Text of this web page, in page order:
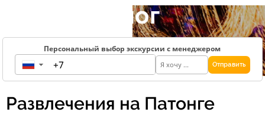
Блог
Персональный выбор экскурсии с менеджером
▼ Отправить
Развлечения на Патонге